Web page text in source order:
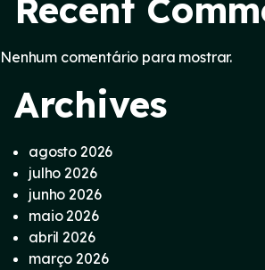
Recent
Nenhum comentário para mostrar.
Archives
agosto 2026
julho 2026
junho 2026
maio 2026
abril 2026
março 2026